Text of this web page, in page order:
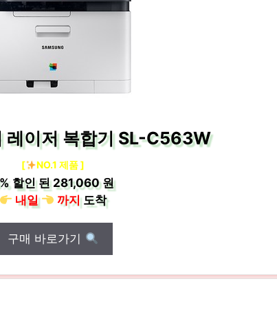
레이저 복합기 SL-C563W
[ NO.1 제품 ]
할인 된281,060 원
내일
까지도착
구매 바로가기